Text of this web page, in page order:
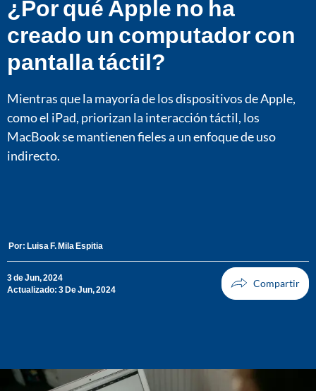
¿Por qué Apple no ha
creado un computador con
pantalla táctil?
Mientras que la mayoría de los dispositivos de Apple,
como el iPad, priorizan la interacción táctil, los
MacBook se mantienen fieles a un enfoque de uso
indirecto.
Por: Luisa F. Mila Espitia
3 de Jun, 2024
Actualizado: 3 De Jun, 2024